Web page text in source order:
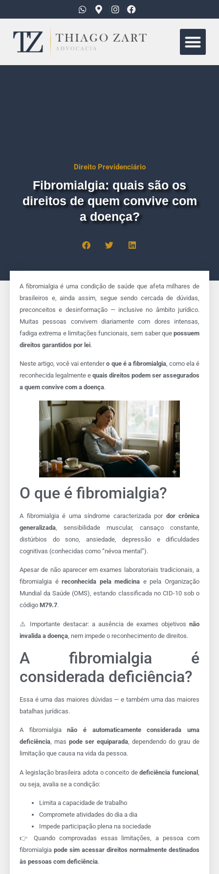
Direito Previdenciário
Fibromialgia: quais são os
direitos de quem convive com
a doença?
A fibromialgia é uma condição de saúde que afeta milhares de
brasileiros e, ainda assim, segue sendo cercada de dúvidas,
preconceitos e desinformação — inclusive no âmbito jurídico.
Muitas pessoas convivem diariamente com dores intensas,
fadiga extrema e limitações funcionais, sem saber que possuem
direitos garantidos por lei.
Neste artigo, você vai entendero que é a fibromialgia, como ela é
reconhecida legalmente e quais direitos podem ser assegurados
a quem convive com a doença.
O que é fibromialgia?
A fibromialgia é uma síndrome caracterizada por dor crônica
generalizada , sensibilidade muscular, cansaço constante,
distúrbios do sono, ansiedade, depressão e dificuldades
cognitivas (conhecidas como “névoa mental”).
Apesar de não aparecer em exames laboratoriais tradicionais, a
fibromialgia éreconhecida pela medicina e pela Organização
Mundial da Saúde (OMS), estando classificada no CID-10 sob o
código M79.7.
⚠️ Importante destacar: a ausência de exames objetivos não
invalida a doença , nem impede o reconhecimento de direitos.
A fibromialgia é
considerada deficiência?
Essa é uma das maiores dúvidas — e também uma das maiores
batalhas jurídicas.
A fibromialgianão é automaticamente considerada uma
deficiência, mas pode ser equiparada, dependendo do grau de
limitação que causa na vida da pessoa.
A legislação brasileira adota o conceito dedeficiência funcional
ou seja, avalia se a condição:
Limita a capacidade de trabalho
Compromete atividades do dia a dia
Impede participação plena na sociedade
👉 Quando comprovadas essas limitações, a pessoa com
fibromialgia pode sim acessar direitos normalmente destinados
às pessoas com deficiência.